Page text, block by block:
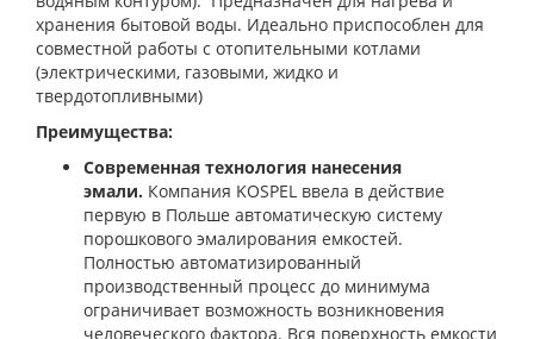
хранения бытовой воды. Идеально приспособлен для
совместной работы с отопительными котлами
(электрическими, газовыми, жидко и
твердотопливными)
Преимущества:
Современная технология нанесения
эмали. Компания KOSPEL ввела в действие
первую в Польше автоматическую систему
порошкового эмалирования емкостей.
Полностью автоматизированный
производственный процесс до минимума
ограничивает возможность возникновения
человеческого фактора. Вся поверхность емкости